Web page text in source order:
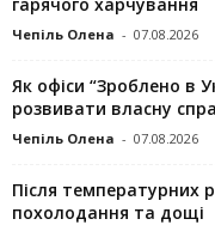
Чепіль Олена - 07.08.2026
Як офіси “Зроблено в
розвивати власну
Чепіль Олена - 07.08.2026
Після температурних
похолодання та дощі